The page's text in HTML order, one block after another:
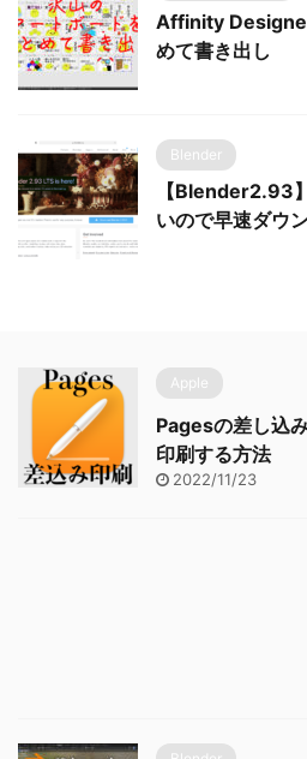
Affinity
めて書き出し
Blender
【Blender2.93
いので早速ダウ
Apple
Pagesの差し込
印刷する方法
2022/11/23